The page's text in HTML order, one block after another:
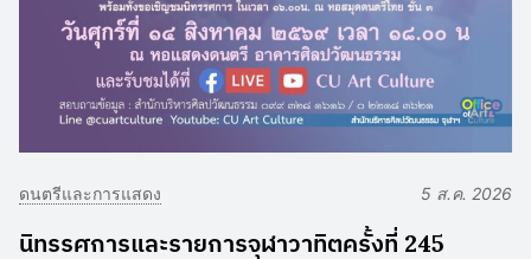
ดนตรีและการแสดง 5 ส.ค. 2026
นิทรรศการและรายการจุฬาวาทิตครั้งที่ 245